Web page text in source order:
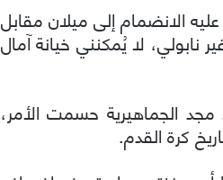
عليه الانضمام إلى ميلان مقابل
نابولي، لا يُمكنني خيانة آمال
الجماهيرية حسمت الأمر،
كرة القدم.